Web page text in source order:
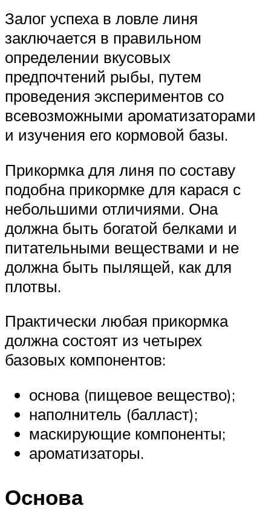
Залог успеха в ловле линя
заключается в правильном
определении вкусовых
предпочтений рыбы, путем
проведения экспериментов со
всевозможными ароматизаторами
и изучения его кормовой базы.
Прикормка для линя по составу
подобна прикормке для карася с
небольшими отличиями. Она
должна быть богатой белками и
питательными веществами и не
должна быть пылящей, как для
плотвы.
Практически любая прикормка
должна состоят из четырех
базовых компонентов:
основа (пищевое вещество);
наполнитель (балласт);
маскирующие компоненты;
ароматизаторы.
Основа